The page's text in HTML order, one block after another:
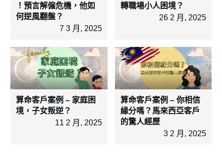
！預言解僱危機，他如
何逆風翻盤？
7 3 月, 2025
轉職場小人困境？
26 2 月, 2025
算命客戶案例 – 家庭困
境，子女叛逆？
11 2 月, 2025
算命客戶案例 – 你相信
緣分嗎？馬來西亞客戶
的驚人經歷
3 2 月, 2025